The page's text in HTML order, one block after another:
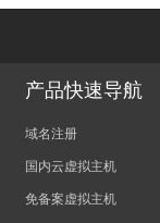
产品快速导航
域名注册
国内云虚拟主机
免备案虚拟主机